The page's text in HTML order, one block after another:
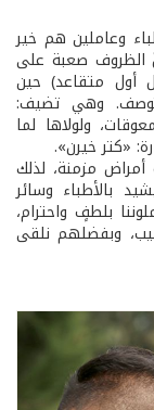
وعاملين هم خير
الظروف صعبة على
أول متقاعد) حين
وهي تضيف:
ولولاها لما
«كتر خيرن».
أمراض مزمنة، لذلك
بالأطباء وسائر
بلطفٍ واحترام،
وبفضلهم نلقى